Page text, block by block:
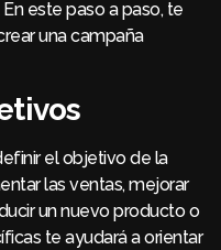
este paso a paso, te
una campaña
el objetivo de la
las ventas, mejorar
un nuevo producto o
te ayudará a orientar